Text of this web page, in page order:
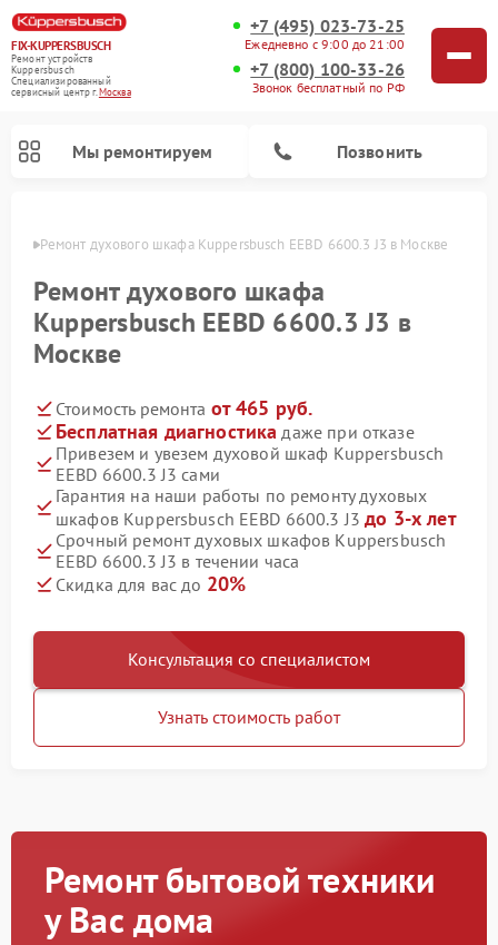
FIX-KUPPERSBUSCH
Ремонт устройств
Kuppersbusch
Специализированный
cервисный центр г.Москва
+7 (495) 023-73-25
Ежедневно с 9:00 до 21:00
+7 (800) 100-33-26
Звонок бесплатный по РФ
Мы ремонтируем Позвонить
Ремонт духового шкафа Kuppersbusch EEBD 6600.3 J3 в Москве
Ремонт духового шкафа
Kuppersbusch EEBD 6600.3 J3 в
Москве
Стоимость ремонта от 465 руб.
Бесплатная диагностика даже при отказе
Привезем и увезем духовой шкаф Kuppersbusch
EEBD 6600.3 J3 сами
Гарантия на наши работы по ремонту духовых
шкафов Kuppersbusch EEBD 6600.3 J3до 3-х лет
Срочный ремонт духовых шкафов Kuppersbusch
EEBD 6600.3 J3 в течении часа
Скидка для вас до 20%
Консультация со специалистом
Узнать стоимость работ
Ремонт бытовой техники
у Вас дома